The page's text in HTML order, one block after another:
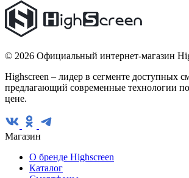
© 2026 Официальный интернет-магазин
Highscreen – лидер в сегменте доступных
предлагающий современные технологии
цене.
Магазин
О бренде Highscreen
Каталог